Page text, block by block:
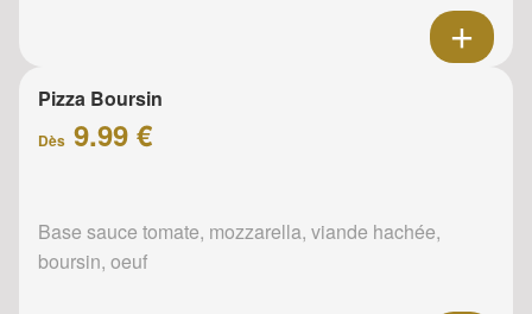
Pizza Boursin
Dès 9.99 €
Base sauce tomate, mozzarella, viande hachée,
boursin, oeuf